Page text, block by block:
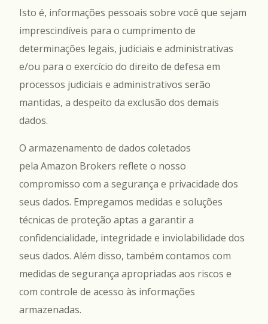
Isto é, informações pessoais sobre você que sejam
imprescindíveis para o cumprimento de
determinações legais, judiciais e administrativas
e/ou para o exercício do direito de defesa em
processos judiciais e administrativos serão
mantidas, a despeito da exclusão dos demais
dados.
O armazenamento de dados coletados
pela Amazon Brokers reflete o nosso
compromisso com a segurança e privacidade dos
seus dados. Empregamos medidas e soluções
técnicas de proteção aptas a garantir a
confidencialidade, integridade e inviolabilidade dos
seus dados. Além disso, também contamos com
medidas de segurança apropriadas aos riscos e
com controle de acesso às informações
armazenadas.